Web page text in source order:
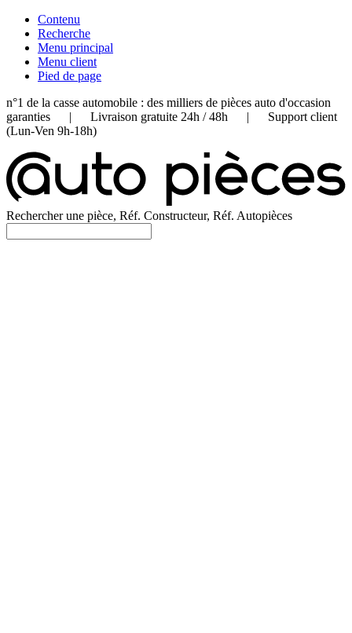
Contenu
Recherche
Menu principal
Menu client
Pied de page
n°1 de la casse automobile : des milliers de pièces auto d'occasion
garanties | Livraison gratuite 24h / 48h | Support client
(Lun-Ven 9h-18h)
Rechercher une pièce, Réf. Constructeur, Réf. Autopièces